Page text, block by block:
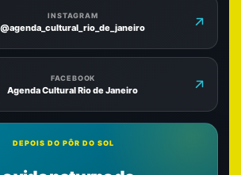
INSTAGRAM
@agenda_cultural_rio_de_janeiro
FACEBOOK
Agenda Cultural Rio de Janeiro
DEPOIS DO PÔR DO SOL